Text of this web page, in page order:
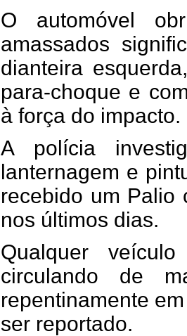
O automóvel
amassados
dianteira
para-choque e
à força do impacto.
A polícia
lanternagem e
recebido um Palio
nos últimos dias.
Qualquer
circulando de
repentinamente
ser reportado.